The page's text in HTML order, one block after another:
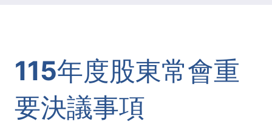
115年度股東常會重
要決議事項